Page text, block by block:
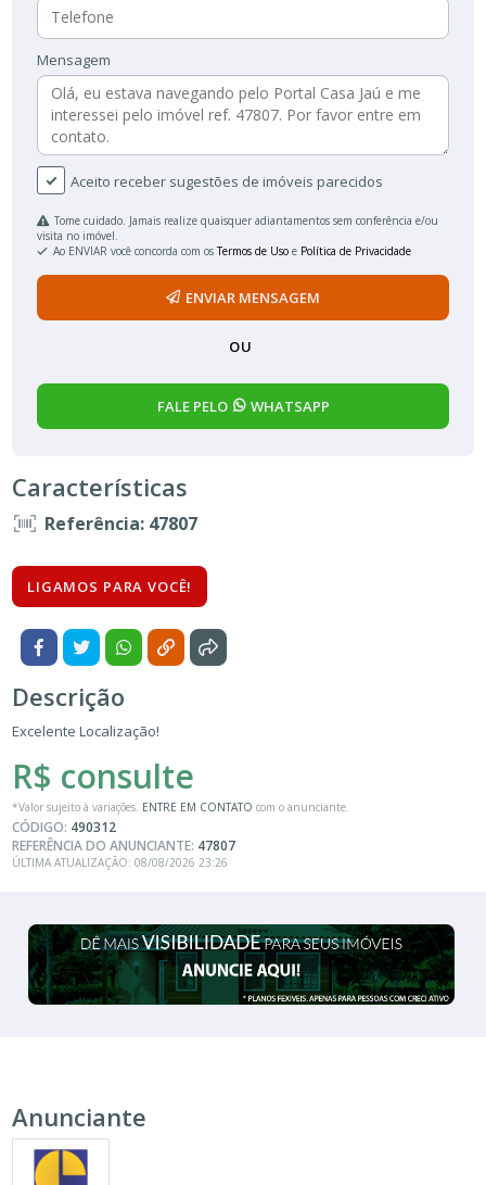
Mensagem
Aceito receber sugestões de imóveis parecidos
Tome cuidado. Jamais realize quaisquer adiantamentos sem conferência e/ou
visita no imóvel.
Ao ENVIAR você concorda com osTermos de Uso e Política de Privacidade
ENVIAR MENSAGEM
OU
FALE PELO WHATSAPP
Características
Referência: 47807
LIGAMOS PARA VOCÊ!
Descrição
Excelente Localização!
R$ consulte
*Valor sujeito à variações. ENTRE EM CONTATO com o anunciante.
CÓDIGO: 490312
REFERÊNCIA DO ANUNCIANTE: 47807
ÚLTIMA ATUALIZAÇÃO: 08/08/2026 23:26
Anunciante